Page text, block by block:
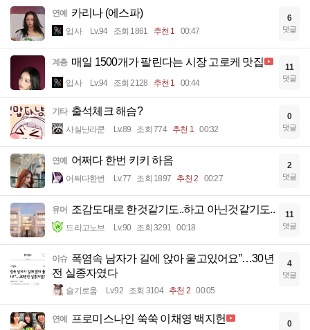
연예 카리나 (에스파)
입사 Lv.94 조회 1861 추천 1 00:47
6
댓글
계층 매일 1500개가 팔린다는 시장 고로케 맛집
입사 Lv.94 조회 2128 추천 1 00:44
11
댓글
기타 출석체크 해슴?
사실난라쿤 Lv.89 조회 774 추천 1 00:32
0
댓글
연예 어쩌다 한번 키키 하음
어쩌다한번 Lv.77 조회 1897 추천 2 00:27
2
댓글
유머 조감도대로 한것같기도..하고 아닌것같기도..
드라고노브 Lv.90 조회 3291 00:18
11
댓글
이슈 폭염속 남자가 길에 앉아 울고있어요”…30년
전 실종자였다
슬기로움 Lv.92 조회 3104 추천 2 00:05
4
댓글
연예 프로미스나인 쑥쑥 이채영 백지헌 0